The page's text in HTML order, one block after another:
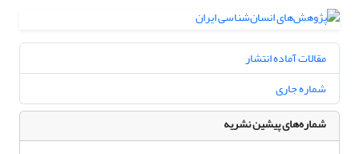
مقالات آماده انتشار
شماره جاری
شماره‌های پیشین نشریه